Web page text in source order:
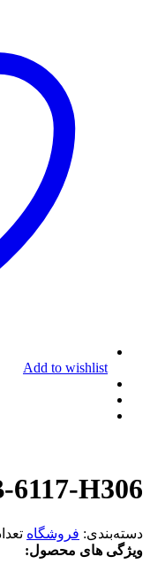
Add to wishlist
6117-H306
دسته‌بندی: فروشگاه
ویژگی های محصول: